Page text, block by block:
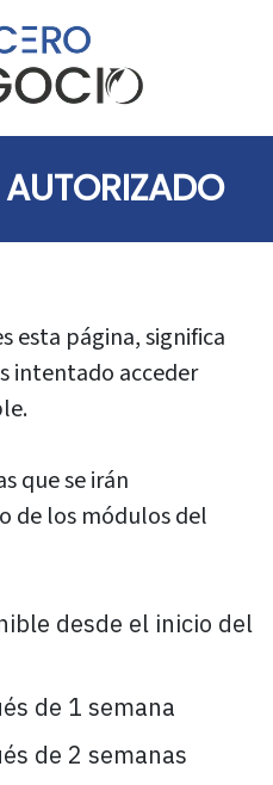
esta página, significa
intentado acceder
que se irán
de los módulos del
desde el inicio del
de 1 semana
de 2 semanas